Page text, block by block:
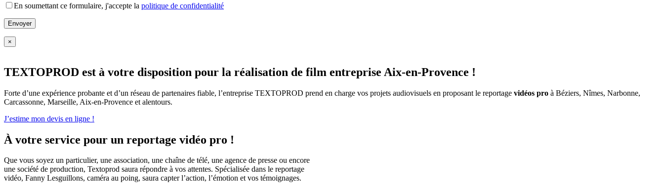
En soumettant ce formulaire, j'accepte la politique de confidentialité
×
TEXTOPROD est à votre disposition pour la réalisation de film entreprise Aix-en-Provence !
Forte d’une expérience probante et d’un réseau de partenaires fiable, l’entreprise TEXTOPROD prend en charge vos projets audiovisuels en proposant le reportage vidéos pro à Béziers, Nîmes, Narbonne,
Carcassonne, Marseille, Aix-en-Provence et alentours.
J’estime mon devis en ligne !
À votre service pour un reportage vidéo pro !
Que vous soyez un particulier, une association, une chaîne de télé, une agence de presse ou encore
une société de production, Textoprod saura répondre à vos attentes. Spécialisée dans le reportage
vidéo, Fanny Lesguillons, caméra au poing, saura capter l’action, l’émotion et vos témoignages.